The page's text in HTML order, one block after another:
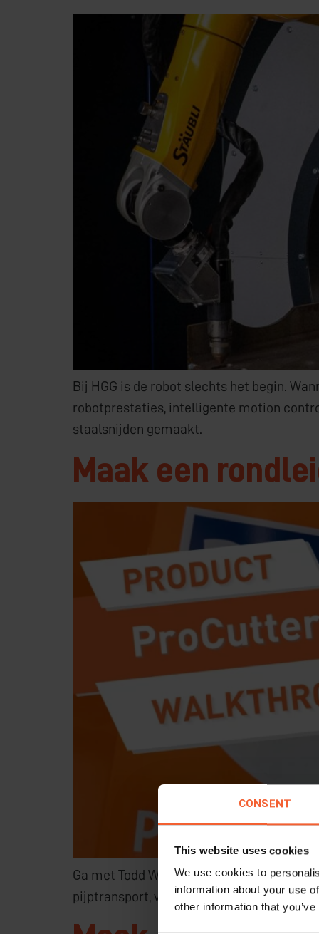
CONSENT
This website uses cookies
We use cookies to
information about your use
other information that
Bij HGG is de robot slechts het begin.
robotprestaties, intelligente motion
staalsnijden gemaakt.
Maak een
Ga met Todd Wellens mee op een
pijptransport, veiligheid voor de operator